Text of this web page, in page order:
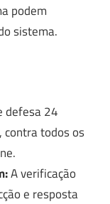
podem
sistema.
defesa 24
contra todos os
A verificação
e resposta